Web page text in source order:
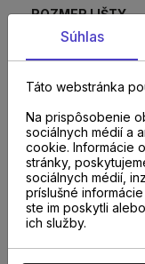
ROZMER LIŠTY
10 x 61 x 2000 mm
Súhlas
Táto webstránka
Na prispôsobenie
sociálnych médií a
cookie. Informácie
stránky,
sociálnych médií,
príslušné
ste im poskytli
ich služby.